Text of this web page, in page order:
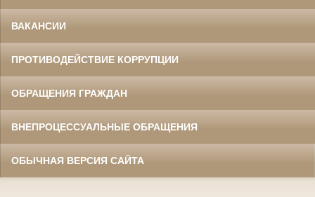
ВАКАНСИИ
ПРОТИВОДЕЙСТВИЕ КОРРУПЦИИ
ОБРАЩЕНИЯ ГРАЖДАН
ВНЕПРОЦЕССУАЛЬНЫЕ ОБРАЩЕНИЯ
ОБЫЧНАЯ ВЕРСИЯ САЙТА